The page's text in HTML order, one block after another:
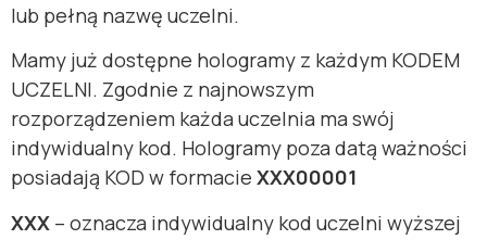
lub pełną nazwę uczelni.
Mamy już dostępne hologramy z każdym KODEM
UCZELNI. Zgodnie z najnowszym
rozporządzeniem każda uczelnia ma swój
indywidualny kod. Hologramy poza datą ważności
posiadają KOD w formacie XXX00001
XXX – oznacza indywidualny kod uczelni wyższej